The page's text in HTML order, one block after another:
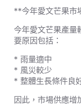
**今年愛文芒果市
今年愛文芒果產量
要原因包括：
* 雨量適中
* 風災較少
* 整體生長條件良
因此，市場供應增